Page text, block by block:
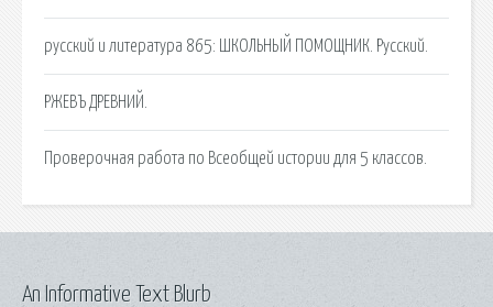
русский и литература 865: ШКОЛЬНЫЙ ПОМОЩНИК. Русский.
РЖЕВЪ ДРЕВНИЙ.
Проверочная работа по Всеобщей истории для 5 классов.
An Informative Text Blurb